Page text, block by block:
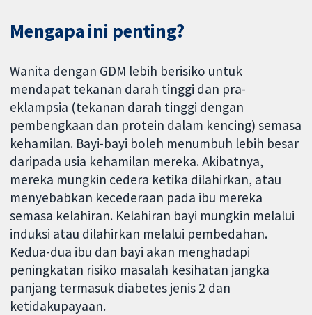
Mengapa ini penting?
Wanita dengan GDM lebih berisiko untuk
mendapat tekanan darah tinggi dan pra-
eklampsia (tekanan darah tinggi dengan
pembengkaan dan protein dalam kencing) semasa
kehamilan. Bayi-bayi boleh menumbuh lebih besar
daripada usia kehamilan mereka. Akibatnya,
mereka mungkin cedera ketika dilahirkan, atau
menyebabkan kecederaan pada ibu mereka
semasa kelahiran. Kelahiran bayi mungkin melalui
induksi atau dilahirkan melalui pembedahan.
Kedua-dua ibu dan bayi akan menghadapi
peningkatan risiko masalah kesihatan jangka
panjang termasuk diabetes jenis 2 dan
ketidakupayaan.